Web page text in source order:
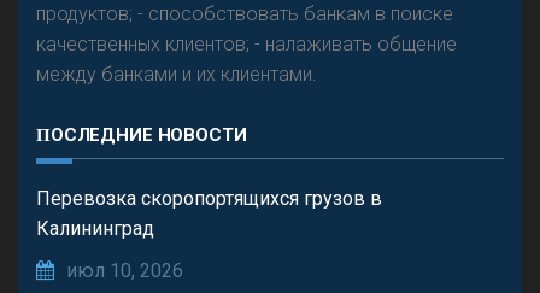
продуктов; - способствовать банкам в поиске
качественных клиентов; - налаживать общение
между банками и их клиентами.
ПОСЛЕДНИЕ НОВОСТИ
Перевозка скоропортящихся грузов в
Калининград
июл 10, 2026